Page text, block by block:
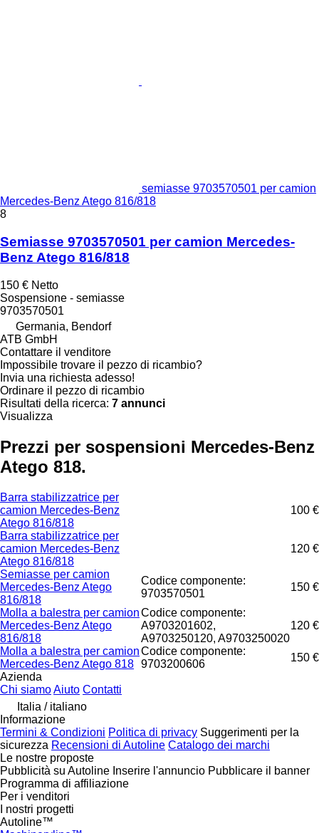
semiasse 9703570501 per camion
Mercedes-Benz Atego 816/818
8
Semiasse 9703570501 per camion Mercedes-
Benz Atego 816/818
150 € Netto
Sospensione - semiasse
9703570501
Germania, Bendorf
ATB GmbH
Contattare il venditore
Impossibile trovare il pezzo di ricambio?
Invia una richiesta adesso!
Ordinare il pezzo di ricambio
Risultati della ricerca: 7 annunci
Visualizza
Prezzi per sospensioni Mercedes-Benz
Atego 818.
Barra stabilizzatrice per
camion Mercedes-Benz
Atego 816/818
100 €
Barra stabilizzatrice per
camion Mercedes-Benz
Atego 816/818
120 €
Semiasse per camion
Mercedes-Benz Atego
816/818
Codice componente:
9703570501
150 €
Molla a balestra per camion
Mercedes-Benz Atego
816/818
Codice componente:
A9703201602,
A9703250120, A9703250020
120 €
Molla a balestra per camion
Mercedes-Benz Atego 818
Codice componente:
9703200606
150 €
Azienda
Chi siamoAiuto Contatti
Italia / italiano
Informazione
Termini & Condizioni Politica di privacy Suggerimenti per la
sicurezza Recensioni di Autoline Catalogo dei marchi
Le nostre proposte
Pubblicità su Autoline Inserire l'annuncio Pubblicare il banner
Programma di affiliazione
Per i venditori
I nostri progetti
Autoline™